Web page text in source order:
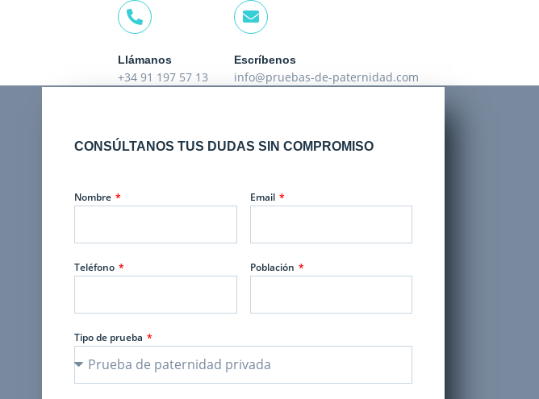
Llámanos
+34 91 197 57 13
Escríbenos
info@pruebas-de-paternidad.com
CONSÚLTANOS TUS DUDAS SIN COMPROMISO
Nombre Email
Teléfono Población
Tipo de prueba